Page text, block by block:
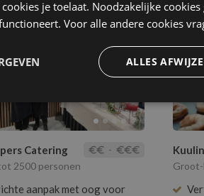
Catering
-
2500 personen
aanpak met oog voor
cookies je toelaat. Noodzakelijke
Voor alle andere cookies
ALLES